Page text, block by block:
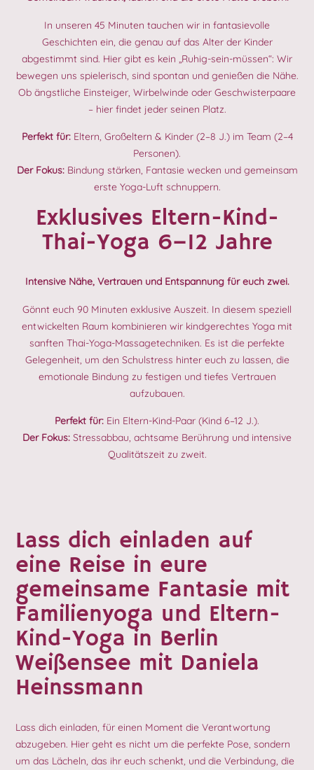
In unseren 45 Minuten tauchen wir in fantasievolle
Geschichten ein, die genau auf das Alter der Kinder
abgestimmt sind. Hier gibt es kein „Ruhig-sein-müssen“: Wir
bewegen uns spielerisch, sind spontan und genießen die Nähe.
Ob ängstliche Einsteiger, Wirbelwinde oder Geschwisterpaare
– hier findet jeder seinen Platz.
Perfekt für:Eltern, Großeltern & Kinder (2–8 J.) im Team (2–4
Personen).
Der Fokus:Bindung stärken, Fantasie wecken und gemeinsam
erste Yoga-Luft schnuppern.
Exklusives Eltern-Kind-
Thai-Yoga 6–12 Jahre
Intensive Nähe, Vertrauen und Entspannung für euch zwei.
Gönnt euch 90 Minuten exklusive Auszeit. In diesem speziell
entwickelten Raum kombinieren wir kindgerechtes Yoga mit
sanften Thai-Yoga-Massagetechniken. Es ist die perfekte
Gelegenheit, um den Schulstress hinter euch zu lassen, die
emotionale Bindung zu festigen und tiefes Vertrauen
aufzubauen.
Perfekt für: Ein Eltern-Kind-Paar (Kind 6–12 J.).
Der Fokus: Stressabbau, achtsame Berührung und intensive
Qualitätszeit zu zweit.
Lass dich einladen auf
eine Reise in eure
gemeinsame Fantasie mit
Familienyoga und Eltern-
Kind-Yoga in Berlin
Weißensee mit Daniela
Heinssmann
Lass dich einladen, für einen Moment die Verantwortung
abzugeben. Hier geht es nicht um die perfekte Pose, sondern
um das Lächeln, das ihr euch schenkt, und die Verbindung, die